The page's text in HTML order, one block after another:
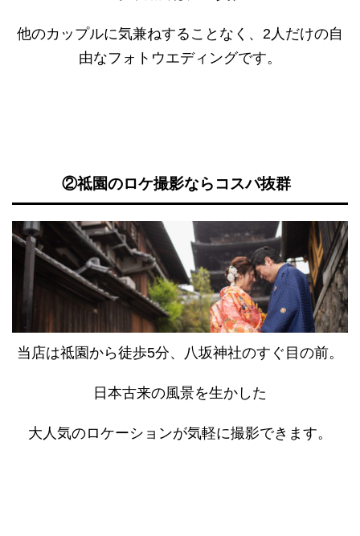
他のカップルに気兼ねすることなく、2人だけの自
由なフォトウエディングです。
②祗園のロケ撮影ならコスパ抜群
当店は祗園から徒歩5分、八坂神社のすぐ目の前。
日本古来の風景を生かした
大人気のロケーションが気軽に撮影できます。